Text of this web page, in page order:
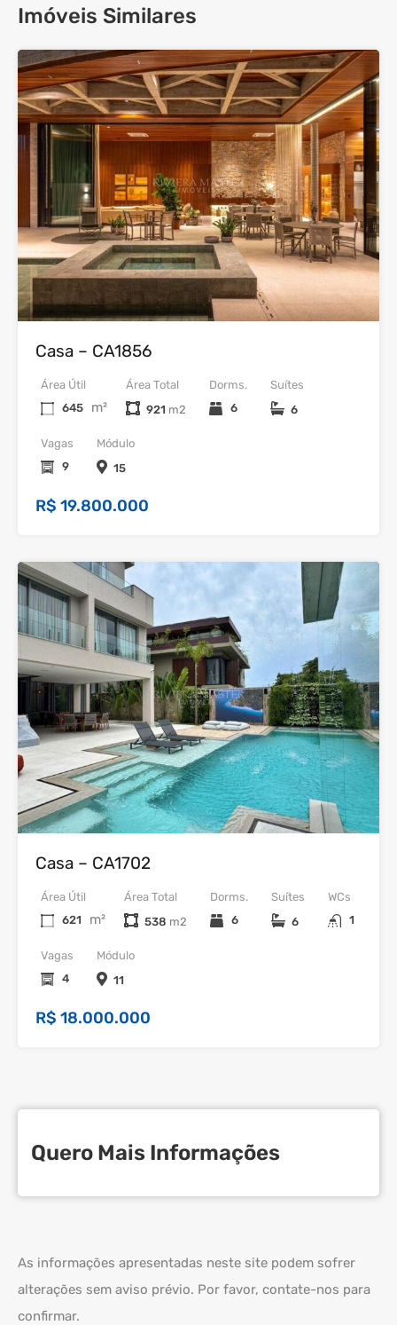
Imóveis Similares
33
Venda
Casa – CA1856
Dorms.
6
Área Útil
645
m²
Vagas
9
Área Total
921
Suítes
6
Módulo
15
R$ 19.800.000
37
Venda
Casa – CA1702
Dorms.
6
WCs
1
Área Útil
621
m²
Vagas
4
Área Total
538
Suítes
6
Módulo
11
R$ 18.000.000
Quero Mais Informações
As informações apresentadas neste site podem sofrer
alterações sem aviso prévio. Por favor, contate-nos para
confirmar.